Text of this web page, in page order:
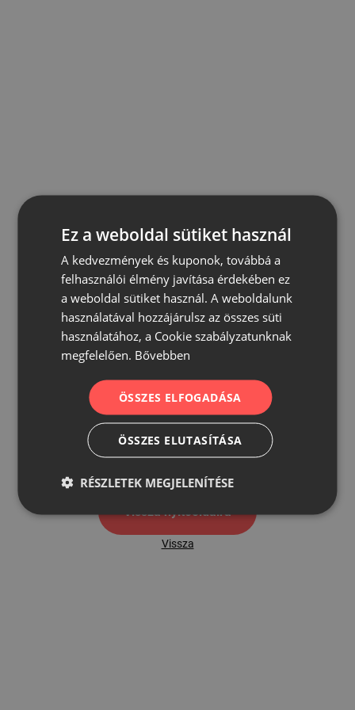
500
Vissza nyítóoldalra
Vissza
Ez a weboldal sütiket használ
A kedvezmények és kuponok, továbbá a
felhasználói élmény javítása érdekében ez
a weboldal sütiket használ. A weboldalunk
használatával hozzájárulsz az összes süti
használatához, a Cookie szabályzatunknak
megfelelően. Bővebben
ÖSSZES ELFOGADÁSA
ÖSSZES ELUTASÍTÁSA
RÉSZLETEK MEGJELENÍTÉSE